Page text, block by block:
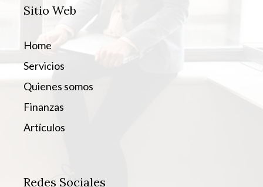
Sitio Web
Home
Servicios
Quienes somos
Finanzas
Artículos
Redes Sociales